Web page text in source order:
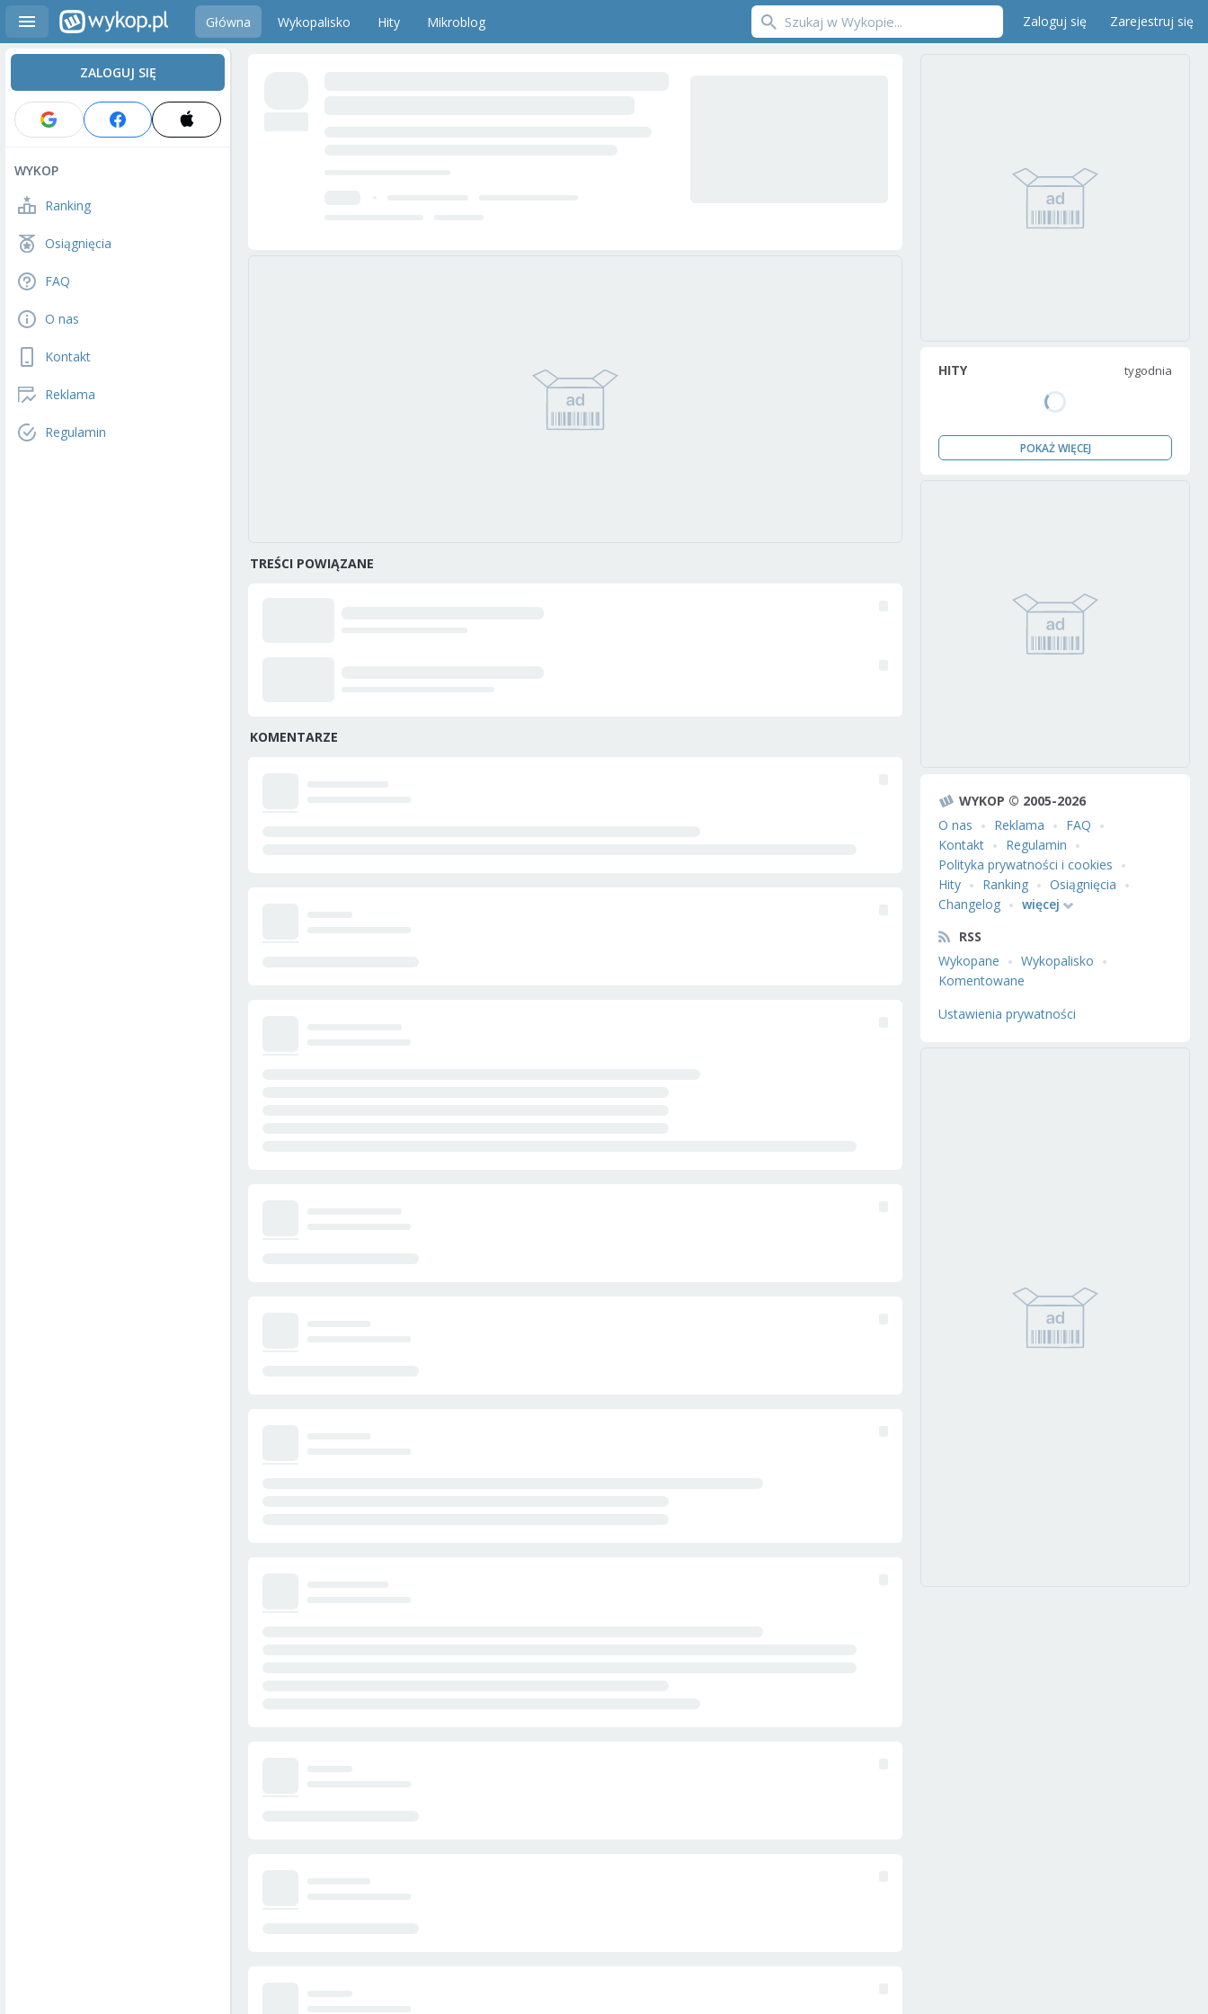
Główna Wykopalisko Hity Mikroblog Zaloguj się Zarejestruj się
ZALOGUJ SIĘ
WYKOP
Ranking
Osiągnięcia
FAQ
O nas
Kontakt
Reklama
Regulamin
TREŚCI POWIĄZANE
KOMENTARZE
HITY tygodnia
POKAŻ WIĘCEJ
WYKOP © 2005-2026
O nas
Reklama
FAQ
Kontakt
Regulamin
Polityka prywatności i cookies
Hity
Ranking
Osiągnięcia
Changelog
więcej
RSS
Wykopane
Wykopalisko
Komentowane
Ustawienia prywatności